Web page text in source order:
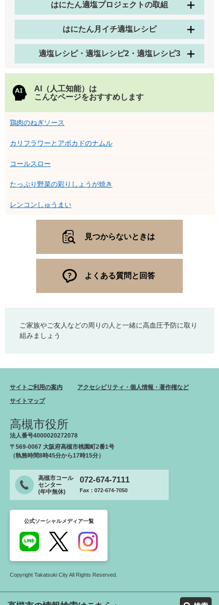
はにたん適塩プロジェクトの取組
はにたん月イチ適塩レシピ
適塩レシピ・適塩レシピ2・適塩レシピ3
AI（人工知能）は
こんなページをおすすめします
鶏肉のねぎソース
カリフラワーとアボカドのナムル
コールスロー
たっぷり野菜の彩りしょうが焼き
レンコンしゅうまい
見つからないときは
よくある質問と回答
ご家族やご友人などの周りの人と一緒に高血圧予防に取り
組みましょう
サイトご利用の案内
アクセシビリティ・個人情報・著作権など
サイトマップ
高槻市役所
法人番号4000020272078
〒569-0067 大阪府高槻市桃園町2番1号
（執務時間8時45分から17時15分）
高槻市コール
センター
(年中無休)
072-674-7111
Fax：072-674-7050
公式ソーシャルメディア一覧
Copyright Takatsuki City All Rights Reserved.